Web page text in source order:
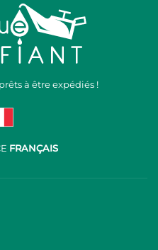
à être expédiés !
FRANÇAIS